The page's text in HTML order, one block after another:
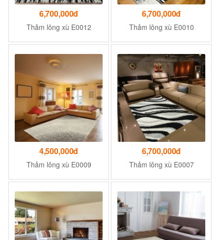
6,700,000đ
Thảm lông xù E0012
6,700,000đ
Thảm lông xù E0010
4,500,000đ
Thảm lông xù E0009
6,700,000đ
Thảm lông xù E0007